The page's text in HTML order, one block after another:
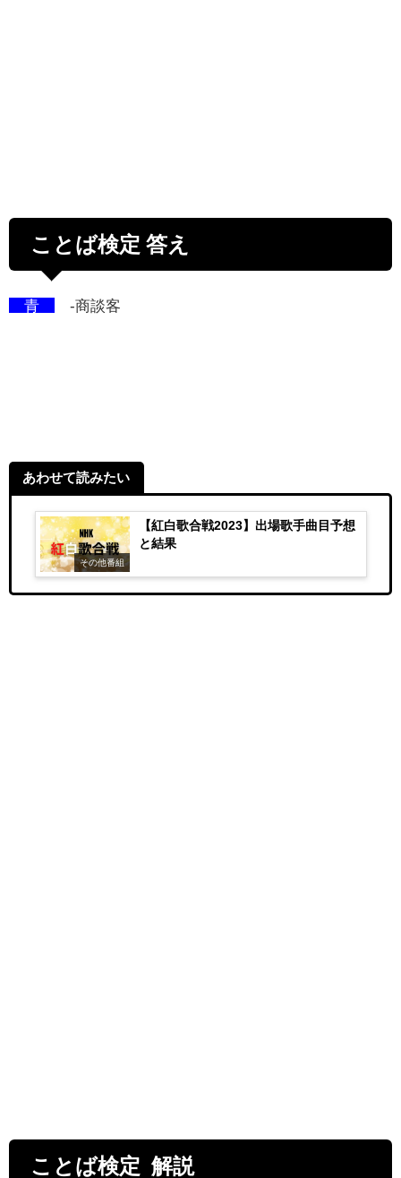
ことば検定 答え
青 -商談客
あわせて読みたい
その他番組
【紅白歌合戦2023】出場歌手曲目予想
と結果
ことば検定 解説